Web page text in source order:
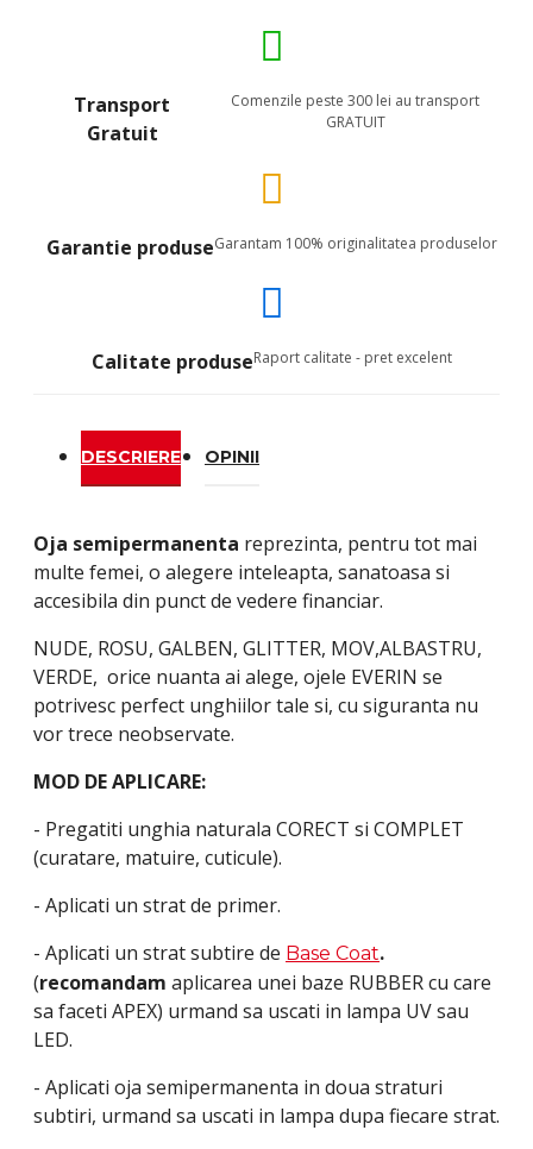
Transport
Gratuit
Comenzile peste 300 lei au transport
GRATUIT
Garantie produseGarantam 100% originalitatea produselor
Calitate produseRaport calitate - pret excelent
DESCRIERE OPINII
Oja semipermanenta reprezinta, pentru tot mai
multe femei, o alegere inteleapta, sanatoasa si
accesibila din punct de vedere financiar.
NUDE, ROSU, GALBEN, GLITTER, MOV,ALBASTRU,
VERDE, orice nuanta ai alege, ojele EVERIN se
potrivesc perfect unghiilor tale si, cu siguranta nu
vor trece neobservate.
MOD DE APLICARE:
- Pregatiti unghia naturala CORECT si COMPLET
(curatare, matuire, cuticule).
- Aplicati un strat de primer.
- Aplicati un strat subtire de Base Coat.
(recomandam aplicarea unei baze RUBBER cu care
sa faceti APEX) urmand sa uscati in lampa UV sau
LED.
- Aplicati oja semipermanenta in doua straturi
subtiri, urmand sa uscati in lampa dupa fiecare strat.